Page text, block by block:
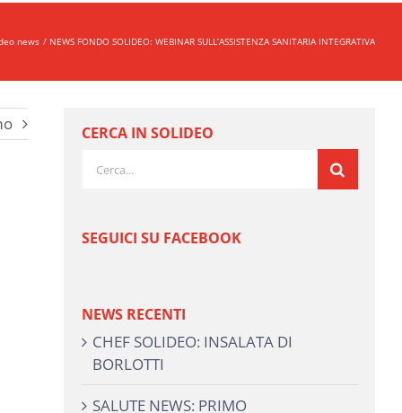
news NEWS FONDO SOLIDEO: WEBINAR SULL’ASSISTENZA SANITARIA INTEGRATIVA
CERCA IN SOLIDEO
SEGUICI SU FACEBOOK
NEWS RECENTI
CHEF SOLIDEO: INSALATA DI
BORLOTTI
SALUTE NEWS: PRIMO